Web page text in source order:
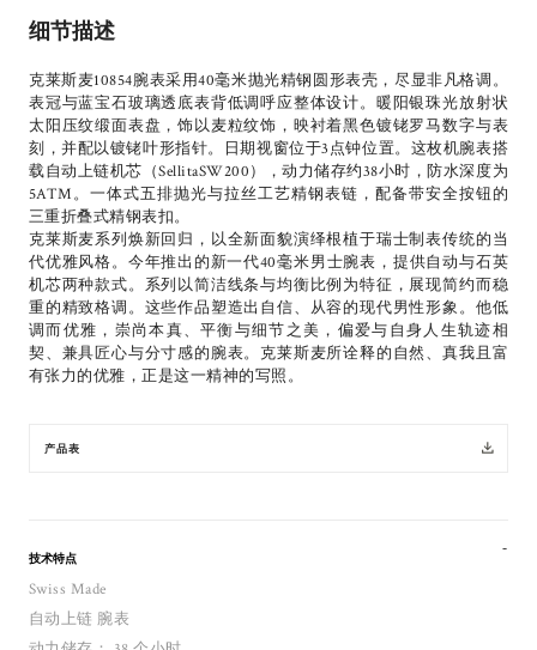
细节描述
克莱斯麦10854腕表采用40毫米抛光精钢圆形表壳，尽显非凡格调。
表冠与蓝宝石玻璃透底表背低调呼应整体设计。暖阳银珠光放射状
太阳压纹缎面表盘，饰以麦粒纹饰，映衬着黑色镀铑罗马数字与表
刻，并配以镀铑叶形指针。日期视窗位于3点钟位置。这枚机腕表搭
载自动上链机芯（SellitaSW200），动力储存约38小时，防水深度为
5ATM。一体式五排抛光与拉丝工艺精钢表链，配备带安全按钮的
三重折叠式精钢表扣。
克莱斯麦系列焕新回归，以全新面貌演绎根植于瑞士制表传统的当
代优雅风格。今年推出的新一代40毫米男士腕表，提供自动与石英
机芯两种款式。系列以简洁线条与均衡比例为特征，展现简约而稳
重的精致格调。这些作品塑造出自信、从容的现代男性形象。他低
调而优雅，崇尚本真、平衡与细节之美，偏爱与自身人生轨迹相
契、兼具匠心与分寸感的腕表。克莱斯麦所诠释的自然、真我且富
有张力的优雅，正是这一精神的写照。
产品表
技术特点
Swiss Made
自动上链 腕表